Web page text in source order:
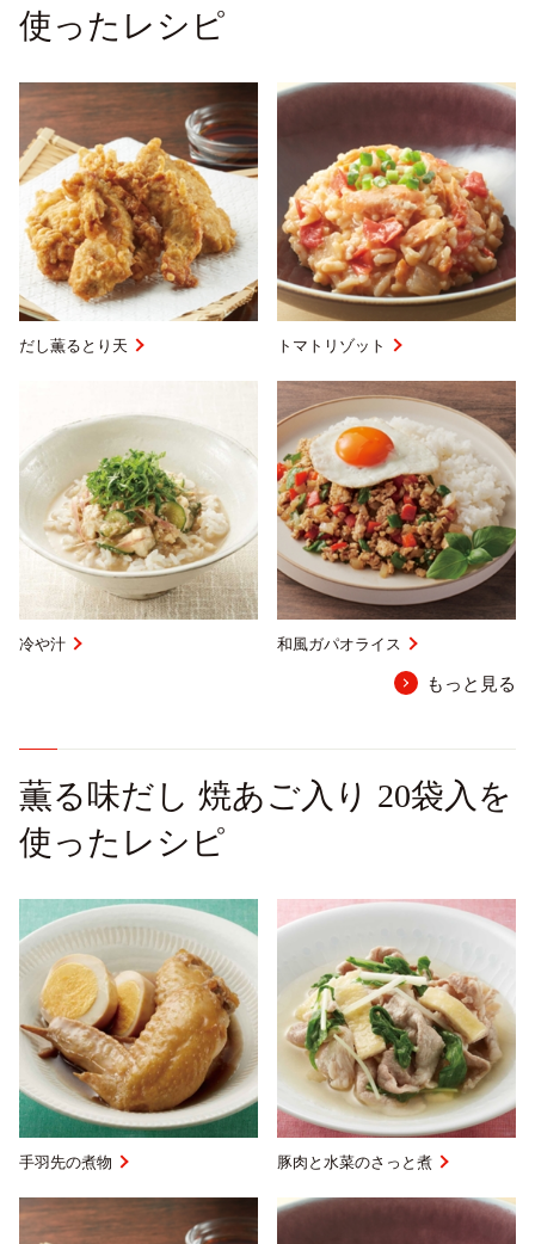
使ったレシピ
だし薫るとり天 トマトリゾット
冷や汁 和風ガパオライス
もっと見る
薫る味だし 焼あご入り 20袋入を
使ったレシピ
手羽先の煮物 豚肉と水菜のさっと煮